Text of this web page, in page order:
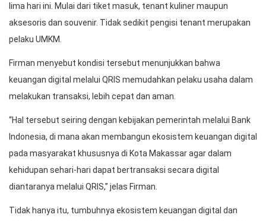
lima hari ini. Mulai dari tiket masuk, tenant kuliner maupun
aksesoris dan souvenir. Tidak sedikit pengisi tenant merupakan
pelaku UMKM.
Firman menyebut kondisi tersebut menunjukkan bahwa
keuangan digital melalui QRIS memudahkan pelaku usaha dalam
melakukan transaksi, lebih cepat dan aman.
“Hal tersebut seiring dengan kebijakan pemerintah melalui Bank
Indonesia, di mana akan membangun ekosistem keuangan digital
pada masyarakat khususnya di Kota Makassar agar dalam
kehidupan sehari-hari dapat bertransaksi secara digital
diantaranya melalui QRIS,” jelas Firman.
Tidak hanya itu, tumbuhnya ekosistem keuangan digital dan